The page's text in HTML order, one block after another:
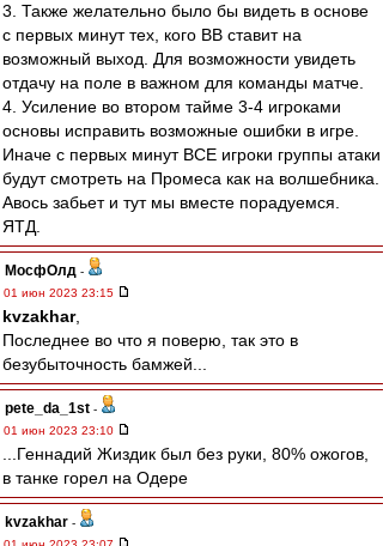
3. Также желательно было бы видеть в основе
с первых минут тех, кого ВВ ставит на
возможный выход. Для возможности увидеть
отдачу на поле в важном для команды матче.
4. Усиление во втором тайме 3-4 игроками
основы исправить возможные ошибки в игре.
Иначе с первых минут ВСЕ игроки группы атаки
будут смотреть на Промеса как на волшебника.
Авось забьет и тут мы вместе порадуемся.
ЯТД.
МосфОлд -
01 июн 2023 23:15
kvzakhar,
Последнее во что я поверю, так это в
безубыточность бамжей...
pete_da_1st -
01 июн 2023 23:10
...Геннадий Жиздик был без руки, 80% ожогов,
в танке горел на Одере
kvzakhar -